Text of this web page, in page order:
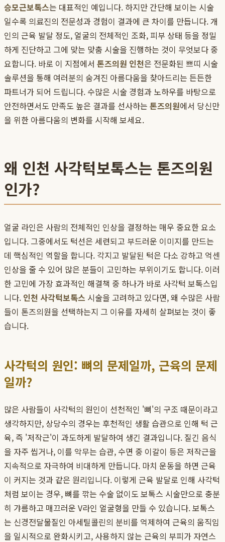
승모근보톡스는 대표적인 예입니다. 하지만 간단해 보이는 시술
일수록 의료진의 전문성과 경험이 결과에 큰 차이를 만듭니다. 개
인의 근육 발달 정도, 얼굴의 전체적인 조화, 피부 상태 등을 정밀
하게 진단하고 그에 맞는 맞춤 시술을 진행하는 것이 무엇보다 중
요합니다. 바로 이 지점에서 톤즈의원 인천은 전문화된 쁘띠 시술
솔루션을 통해 여러분의 숨겨진 아름다움을 찾아드리는 든든한
파트너가 되어 드립니다. 수많은 시술 경험과 노하우를 바탕으로
안전하면서도 만족도 높은 결과를 선사하는 톤즈의원에서 당신만
을 위한 아름다움의 변화를 시작해 보세요.
왜 인천 사각턱보톡스는 톤즈의원
인가?
얼굴 라인은 사람의 전체적인 인상을 결정하는 매우 중요한 요소
입니다. 그중에서도 턱선은 세련되고 부드러운 이미지를 만드는
데 핵심적인 역할을 합니다. 각지고 발달된 턱은 다소 강하고 억센
인상을 줄 수 있어 많은 분들이 고민하는 부위이기도 합니다. 이러
한 고민에 가장 효과적인 해결책 중 하나가 바로 사각턱 보톡스입
니다. 인천 사각턱보톡스 시술을 고려하고 있다면, 왜 수많은 사람
들이 톤즈의원을 선택하는지 그 이유를 자세히 살펴보는 것이 좋
습니다.
사각턱의 원인: 뼈의 문제일까, 근육의 문제
일까?
많은 사람들이 사각턱의 원인이 선천적인 '뼈'의 구조 때문이라고
생각하지만, 상당수의 경우는 후천적인 생활 습관으로 인해 턱 근
육, 즉 '저작근'이 과도하게 발달하여 생긴 결과입니다. 질긴 음식
을 자주 씹거나, 이를 악무는 습관, 수면 중 이갈이 등은 저작근을
지속적으로 자극하여 비대하게 만듭니다. 마치 운동을 하면 근육
이 커지는 것과 같은 원리입니다. 이렇게 근육 발달로 인해 사각턱
처럼 보이는 경우, 뼈를 깎는 수술 없이도 보톡스 시술만으로 충분
히 갸름하고 매끄러운 V라인 얼굴형을 만들 수 있습니다. 보톡스
는 신경전달물질인 아세틸콜린의 분비를 억제하여 근육의 움직임
을 일시적으로 완화시키고, 사용하지 않는 근육의 부피가 자연스